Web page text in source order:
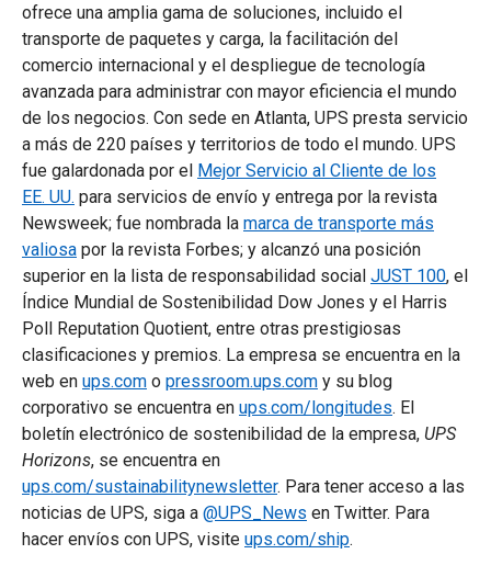
ofrece una amplia gama de soluciones, incluido el
transporte de paquetes y carga, la facilitación del
comercio internacional y el despliegue de tecnología
avanzada para administrar con mayor eficiencia el mundo
de los negocios. Con sede en Atlanta, UPS presta servicio
a más de 220 países y territorios de todo el mundo. UPS
fue galardonada por el Mejor Servicio al Cliente de los
EE. UU. para servicios de envío y entrega por la revista
Newsweek; fue nombrada la marca de transporte más
valiosa por la revista Forbes; y alcanzó una posición
superior en la lista de responsabilidad social JUST 100, el
Índice Mundial de Sostenibilidad Dow Jones y el Harris
Poll Reputation Quotient, entre otras prestigiosas
clasificaciones y premios. La empresa se encuentra en la
web en ups.com o pressroom.ups.com y su blog
corporativo se encuentra en ups.com/longitudes. El
boletín electrónico de sostenibilidad de la empresa, UPS
Horizons, se encuentra en
ups.com/sustainabilitynewsletter. Para tener acceso a las
noticias de UPS, siga a @UPS_News en Twitter. Para
hacer envíos con UPS, visite ups.com/ship.